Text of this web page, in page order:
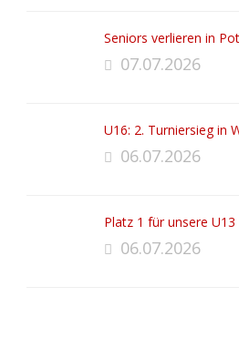
Seniors verlieren in
07.07.2026
U16: 2. Turniersieg in
06.07.2026
Platz 1 für unsere U13
06.07.2026